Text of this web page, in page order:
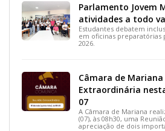
Parlamento Jovem
atividades a todo
Estudantes debatem
em oficinas preparatórias
2026.
Câmara de
Extraordinária
07
A Câmara de Mariana
(07), às 08h30, uma
apreciação de dois